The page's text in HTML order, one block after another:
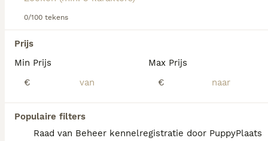
0/100 tekens
Prijs
Min Prijs
€
Max Prijs
€
Populaire filters
Raad van Beheer kennelregistratie door PuppyPlaats
Lees onzeJapanse Spaniel adviespagina
over dit hondenras.
exacte zoekopdracht, sla dan je zoekopdracht op en
vind jouw perfecte hond: